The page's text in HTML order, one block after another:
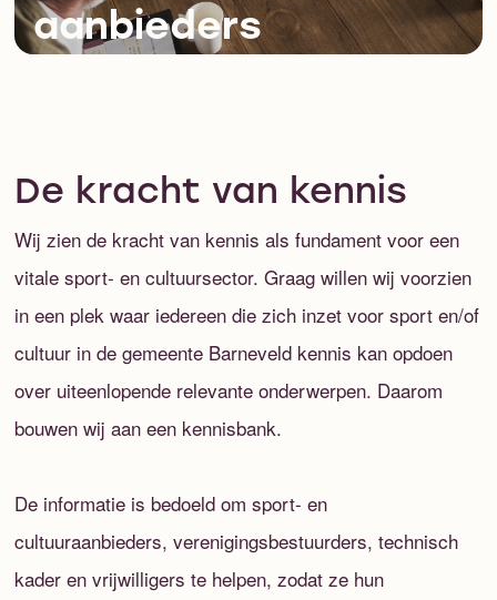
aanbieders
De kracht van kennis
Wij zien de kracht van kennis als fundament voor een
vitale sport- en cultuursector. Graag willen wij voorzien
in een plek waar iedereen die zich inzet voor sport en/of
cultuur in de gemeente Barneveld kennis kan opdoen
over uiteenlopende relevante onderwerpen. Daarom
bouwen wij aan een kennisbank.
De informatie is bedoeld om sport- en
cultuuraanbieders, verenigingsbestuurders, technisch
kader en vrijwilligers te helpen, zodat ze hun